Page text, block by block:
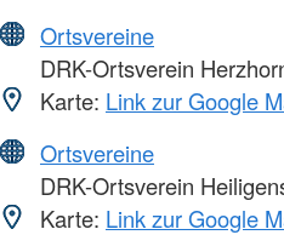
Ortsvereine
DRK-Ortsverein
Karte: Link zur Google
Ortsvereine
DRK-Ortsverein
Karte: Link zur Google